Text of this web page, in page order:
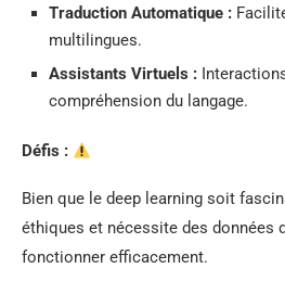
Traduction Automatique :
multilingues.
Assistants Virtuels :
compréhension du langage.
Défis :
Bien que le deep learning soit
éthiques et nécessite des données
fonctionner efficacement.